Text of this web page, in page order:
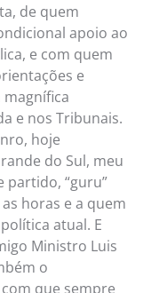
de quem
apoio ao
e com quem
e
e nos Tribunais.
hoje
do Sul, meu
partido, “guru”
horas e a quem
atual. E
Ministro Luis
o
que sempre